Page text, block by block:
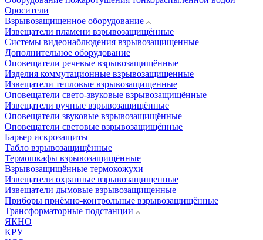
Оросители
Взрывозащищенное оборудование
Извещатели пламени взрывозащищённые
Системы видеонаблюдения взрывозащищенные
Дополнительное оборудование
Оповещатели речевые взрывозащищённые
Изделия коммутационные взрывозащищенные
Извещатели тепловые взрывозащищенные
Оповещатели свето-звуковые взрывозащищённые
Извещатели ручные взрывозащищённые
Оповещатели звуковые взрывозащищённые
Оповещатели световые взрывозащищённые
Барьер искрозащиты
Табло взрывозащищённые
Термошкафы взрывозащищённые
Взрывозащищённые термокожухи
Извещатели охранные взрывозащищенные
Извещатели дымовые взрывозащищенные
Приборы приёмно-контрольные взрывозащищённые
Трансформаторные подстанции
ЯКНО
КРУ